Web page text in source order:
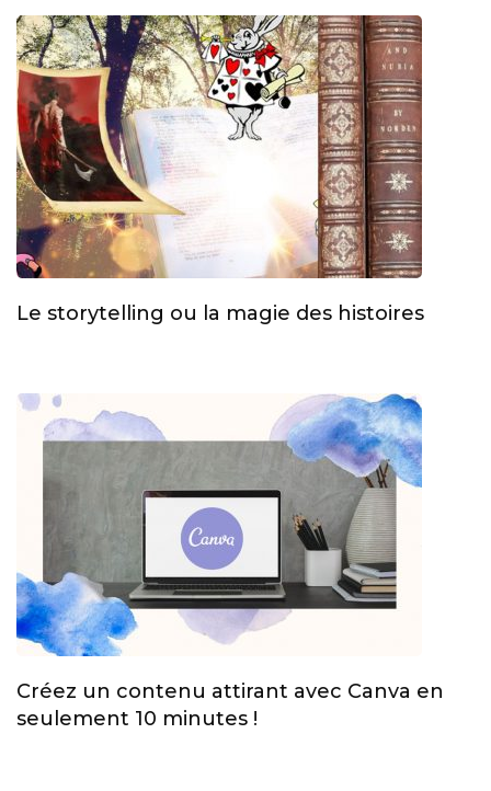
Le storytelling ou la magie des histoires
Créez un contenu attirant avec Canva en
seulement 10 minutes !